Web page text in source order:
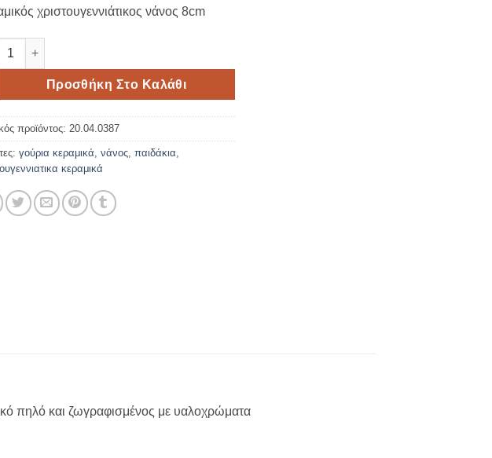
χριστουγεννιάτικος νάνος 8cm
χριστουγεννιάτικος νάνος 8cm ποσότητα
Προσθήκη Στο Καλάθι
προϊόντος: 20.04.0387
γούρια κεραμικά νάνος παιδάκια
κεραμικά
πηλό και ζωγραφισμένος με υαλοχρώματα